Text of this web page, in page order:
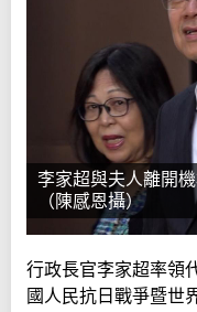
李家超與夫人離開
（陳感恩攝）
行政長官李家超率領
國人民抗日戰爭暨世